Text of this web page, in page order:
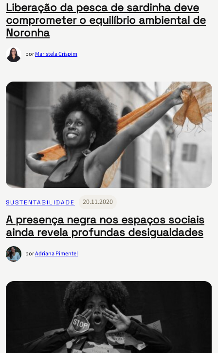
Liberação da pesca de sardinha deve
comprometer o equilíbrio ambiental de
Noronha
porMaristela Crispim
SUSTENTABILIDADE 20.11.2020
A presença negra nos espaços sociais
ainda revela profundas desigualdades
porAdriana Pimentel